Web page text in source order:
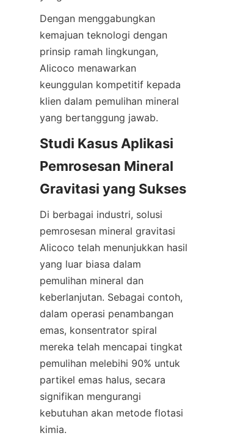
Dengan menggabungkan
kemajuan teknologi dengan
prinsip ramah lingkungan,
Alicoco menawarkan
keunggulan kompetitif kepada
klien dalam pemulihan mineral
Studi Kasus Aplikasi
Pemrosesan Mineral
Di berbagai industri, solusi
pemrosesan mineral gravitasi
Alicoco telah menunjukkan hasil
yang luar biasa dalam
pemulihan mineral dan
keberlanjutan. Sebagai contoh,
dalam operasi penambangan
emas, konsentrator spiral
mereka telah mencapai tingkat
pemulihan melebihi 90% untuk
partikel emas halus, secara
signifikan mengurangi
kebutuhan akan metode flotasi